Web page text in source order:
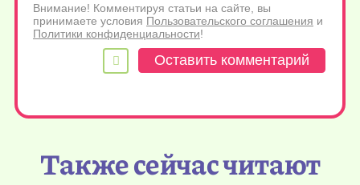
Внимание! Комментируя статьи на сайте, вы
принимаете условия Пользовательского соглашения и
Политики конфиденциальности!
Также сейчас читают